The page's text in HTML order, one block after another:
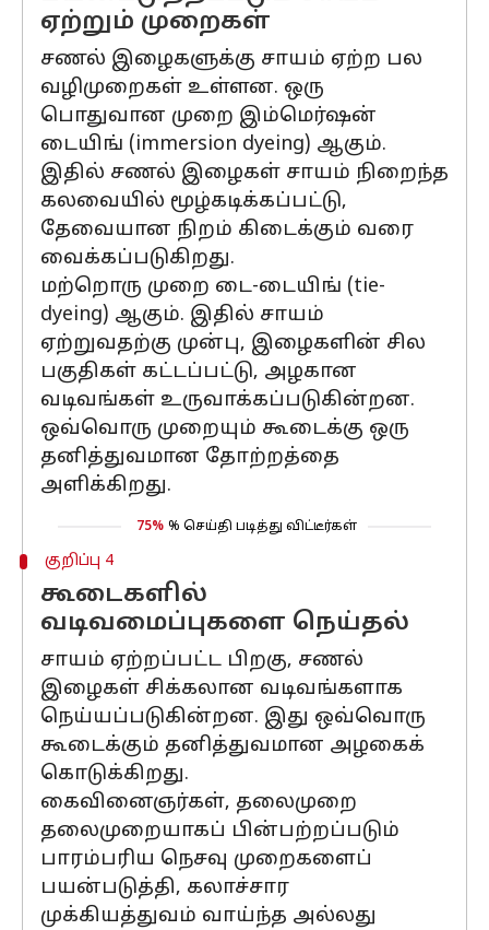
ஏற்றும் முறைகள்
சணல் இழைகளுக்கு சாயம் ஏற்ற பல
வழிமுறைகள் உள்ளன. ஒரு
பொதுவான முறை இம்மெர்ஷன்
டையிங் (immersion dyeing) ஆகும்.
இதில் சணல் இழைகள் சாயம் நிறைந்த
கலவையில் மூழ்கடிக்கப்பட்டு,
தேவையான நிறம் கிடைக்கும் வரை
வைக்கப்படுகிறது.
மற்றொரு முறை டை-டையிங் (tie-
dyeing) ஆகும். இதில் சாயம்
ஏற்றுவதற்கு முன்பு, இழைகளின் சில
பகுதிகள் கட்டப்பட்டு, அழகான
வடிவங்கள் உருவாக்கப்படுகின்றன.
ஒவ்வொரு முறையும் கூடைக்கு ஒரு
தனித்துவமான தோற்றத்தை
அளிக்கிறது.
75% % செய்தி படித்து விட்டீர்கள்
குறிப்பு 4
கூடைகளில்
வடிவமைப்புகளை நெய்தல்
சாயம் ஏற்றப்பட்ட பிறகு, சணல்
இழைகள் சிக்கலான வடிவங்களாக
நெய்யப்படுகின்றன. இது ஒவ்வொரு
கூடைக்கும் தனித்துவமான அழகைக்
கொடுக்கிறது.
கைவினைஞர்கள், தலைமுறை
தலைமுறையாகப் பின்பற்றப்படும்
பாரம்பரிய நெசவு முறைகளைப்
பயன்படுத்தி, கலாச்சார
முக்கியத்துவம் வாய்ந்த அல்லது